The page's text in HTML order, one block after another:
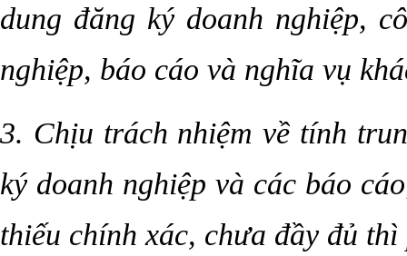
dung đăng ký doanh nghiệp,
nghiệp, báo cáo và nghĩa vụ
3. Chịu trách nhiệm về tính
ký doanh nghiệp và các báo
thiếu chính xác, chưa đầy đủ